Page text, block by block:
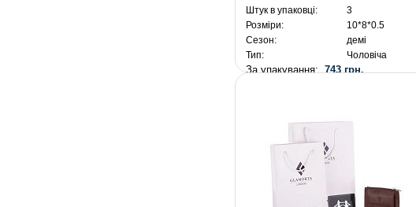
Штук в упаковці:
3
Розміри:
10*8*0.5
Сезон:
демі
Тип:
Чоловіча
За упакування:743 грн.